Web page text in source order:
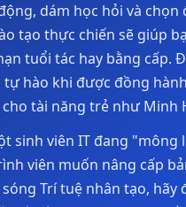
dám học hỏi và chọn
tạo thực chiến sẽ giúp
tuổi tác hay bằng cấp.
tự hào khi được đồng
tài năng trẻ như Minh
sinh viên IT đang "mông
viên muốn nâng cấp
Trí tuệ nhân tạo, hãy